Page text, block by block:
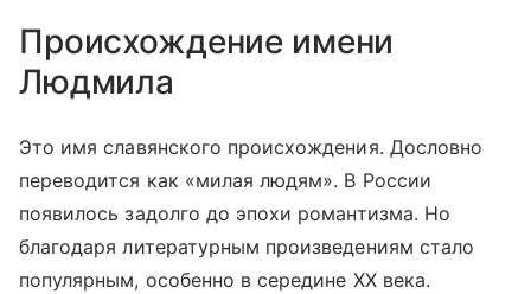
Происхождение имени
Людмила
Это имя славянского происхождения. Дословно
переводится как «милая людям». В России
появилось задолго до эпохи романтизма. Но
благодаря литературным произведениям стало
популярным, особенно в середине XX века.